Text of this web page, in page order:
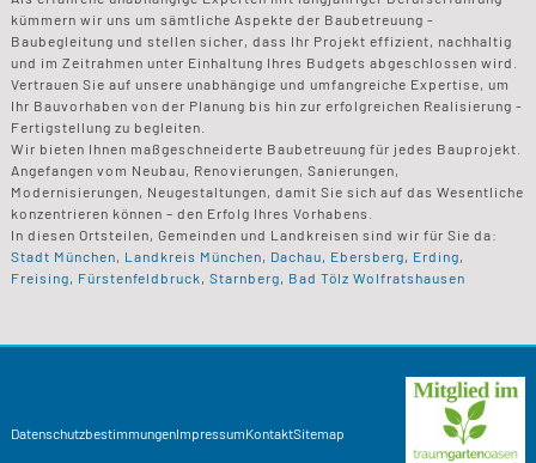
kümmern wir uns um sämtliche Aspekte der Baubetreuung -
Baubegleitung und stellen sicher, dass Ihr Projekt effizient, nachhaltig
und im Zeitrahmen unter Einhaltung Ihres Budgets abgeschlossen wird.
Vertrauen Sie auf unsere unabhängige und umfangreiche Expertise, um
Ihr Bauvorhaben von der Planung bis hin zur erfolgreichen Realisierung -
Fertigstellung zu begleiten.
Wir bieten Ihnen maßgeschneiderte Baubetreuung für jedes Bauprojekt.
Angefangen vom Neubau, Renovierungen, Sanierungen,
Modernisierungen, Neugestaltungen, damit Sie sich auf das Wesentliche
konzentrieren können – den Erfolg Ihres Vorhabens.
In diesen Ortsteilen, Gemeinden und Landkreisen sind wir für Sie da:
Stadt München, Landkreis München, Dachau, Ebersberg, Erding,
Freising, Fürstenfeldbruck, Starnberg, Bad Tölz Wolfratshausen
DatenschutzbestimmungenImpressumKontaktSitemap